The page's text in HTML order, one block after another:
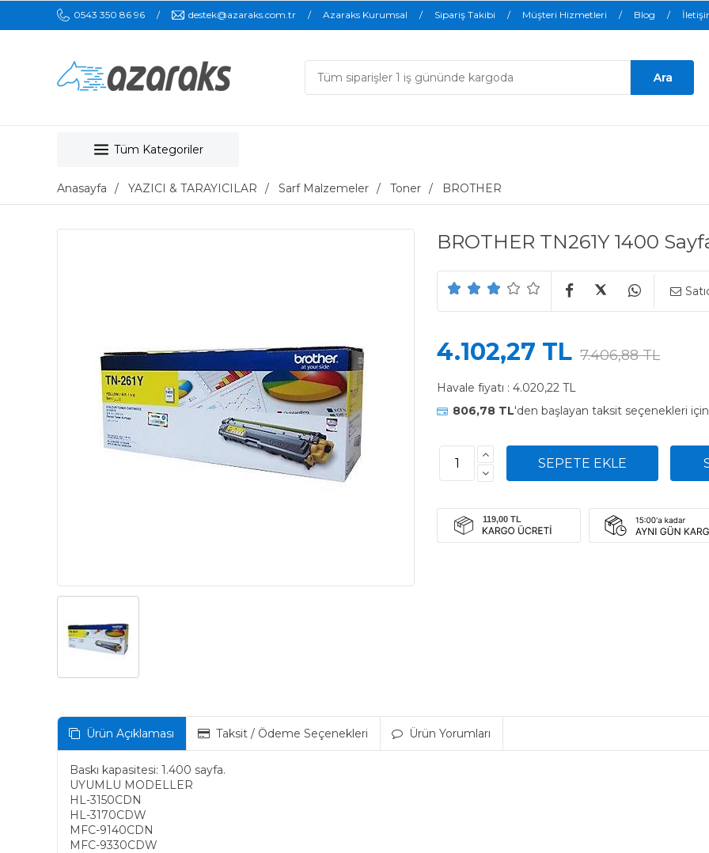
0543 350 86 96 destek@azaraks.com.tr Azaraks Kurumsal Sipariş Takibi Müşteri Hizmetleri Blog
Tüm Kategoriler
Anasayfa YAZICI & TARAYICILAR Sarf Malzemeler Toner BROTHER
BROTHER TN261Y 1400
4.102,27 TL 7.406,88 TL
Havale fiyatı : 4.020,22 TL
806,78 TL'den başlayan taksit seçenekleri
Ürün Açıklaması Taksit / Ödeme Seçenekleri Ürün Yorumları
Baskı kapasitesi: 1.400 sayfa.
UYUMLU MODELLER
HL-3150CDN
HL-3170CDW
MFC-9140CDN
MFC-9330CDW